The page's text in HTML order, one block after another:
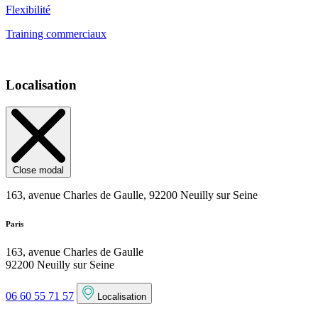
Flexibilité
Training commerciaux
Localisation
Close modal
163, avenue Charles de Gaulle, 92200 Neuilly sur Seine
Paris
163, avenue Charles de Gaulle
92200 Neuilly sur Seine
06 60 55 71 57 Localisation